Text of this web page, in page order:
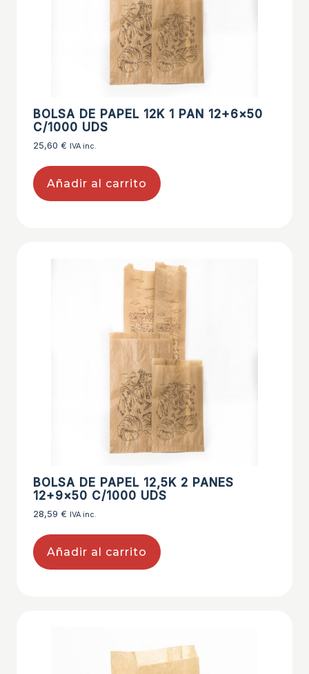
BOLSA DE PAPEL 12K 1 PAN 12+6×50
C/1000 UDS
25,60 € IVA inc.
Añadir al carrito
BOLSA DE PAPEL 12,5K 2 PANES
12+9×50 C/1000 UDS
28,59 € IVA inc.
Añadir al carrito